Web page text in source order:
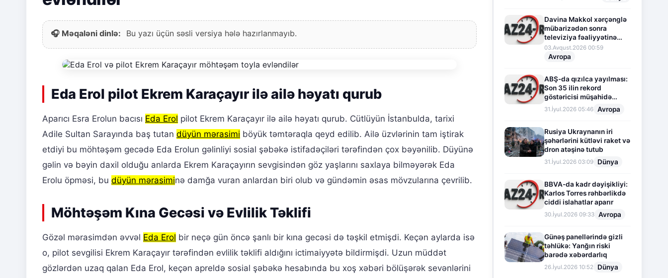
🎧 Məqaləni dinlə: Bu yazı üçün səsli versiya hələ hazırlanmayıb.
Eda Erol pilot Ekrem Karaçayır ilə ailə həyatı qurub
Aparıcı Esra Erolun bacısı Eda Erol pilot Ekrem Karaçayır ilə ailə həyatı qurub. Cütlüyün İstanbulda, tarixi
Adile Sultan Sarayında baş tutan düyün mərasimi böyük təmtəraqla qeyd edilib. Ailə üzvlərinin tam iştirak
etdiyi bu möhtəşəm gecədə Eda Erolun gəlinliyi sosial şəbəkə istifadəçiləri tərəfindən çox bəyənilib. Düyünə
gəlin və bəyin daxil olduğu anlarda Ekrem Karaçayırın sevgisindən göz yaşlarını saxlaya bilməyərək Eda
Erolu öpməsi, bu düyün mərasiminə damğa vuran anlardan biri olub və gündəmin əsas mövzularına çevrilib.
Möhtəşəm Kına Gecəsi və Evlilik Təklifi
Gözəl mərasimdən əvvəl Eda Erol bir neçə gün öncə şanlı bir kına gecəsi də təşkil etmişdi. Keçən aylarda isə
o, pilot sevgilisi Ekrem Karaçayır tərəfindən evlilik təklifi aldığını ictimaiyyətə bildirmişdi. Uzun müddət
gözlərdən uzaq qalan Eda Erol, keçən apreldə sosial şəbəkə hesabında bu xoş xəbəri bölüşərək sevənlərini
Davina Makkol xərçənglə
mübarizədən sonra
televiziya fəaliyyətinə
fasilə verir
03.Avqust.2026 00:59
Avropa
ABŞ-da qızılca yayılması:
Son 35 ilin rekord
göstəricisi müşahidə
olunur
31.İyul.2026 05:46 Avropa
Rusiya Ukraynanın iri
şəhərlərini kütləvi raket və
dron atəşinə tutub
31.İyul.2026 03:09 Dünya
BBVA-da kadr dəyişikliyi:
Karlos Torres rəhbərlikdə
ciddi islahatlar aparır
30.İyul.2026 09:33 Avropa
Günəş panellərində gizli
təhlükə: Yanğın riski
barədə xəbərdarlıq
26.İyul.2026 10:52 Dünya